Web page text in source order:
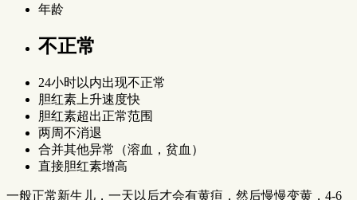
年龄
不正常
24小时以内出现不正常
胆红素上升速度快
胆红素超出正常范围
两周不消退
合并其他异常（溶血，贫血）
直接胆红素增高
一般正常新生儿，一天以后才会有黄疸，然后慢慢变黄，4-6